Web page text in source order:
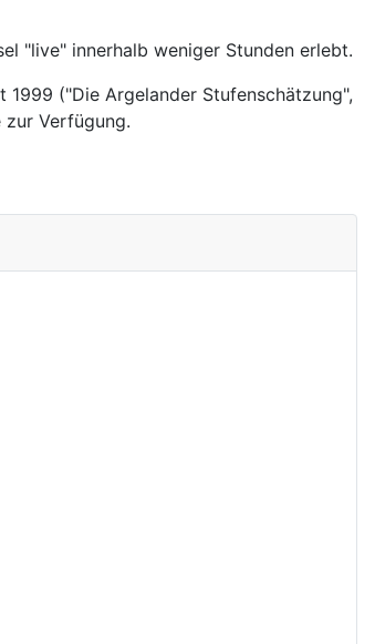
"live" innerhalb weniger Stunden erlebt.
("Die Argelander Stufenschätzung",
zur Verfügung.